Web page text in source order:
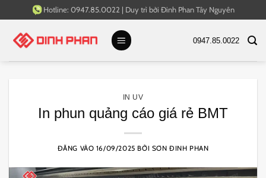
qua
Hotline: 0947.85.0022 | Duy trì bởi Đinh Phan Tây Nguyên
0947.85.0022
IN UV
In phun quảng cáo giá rẻ BMT
ĐĂNG VÀO 16/09/2025 BỞI SƠN ĐINH PHAN